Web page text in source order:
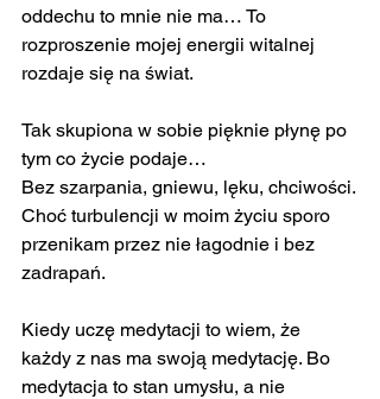
oddechu to mnie nie ma… To
rozproszenie mojej energii witalnej
rozdaje się na świat.
Tak skupiona w sobie pięknie płynę po
tym co życie podaje…
Bez szarpania, gniewu, lęku, chciwości.
Choć turbulencji w moim życiu sporo
przenikam przez nie łagodnie i bez
zadrapań.
Kiedy uczę medytacji to wiem, że
każdy z nas ma swoją medytację. Bo
medytacja to stan umysłu, a nie